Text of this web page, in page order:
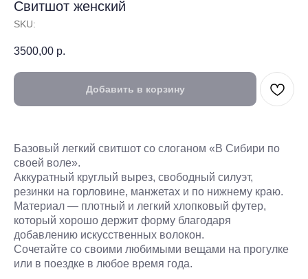
Свитшот женский
SKU:
3500,00 р.
Добавить в корзину
Базовый легкий свитшот со слоганом «В Сибири по
своей воле».
Аккуратный круглый вырез, свободный силуэт,
резинки на горловине, манжетах и по нижнему краю.
Материал — плотный и легкий хлопковый футер,
который хорошо держит форму благодаря
добавлению искусственных волокон.
Сочетайте со своими любимыми вещами на прогулке
или в поездке в любое время года.